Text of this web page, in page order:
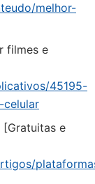
melhor-
filmes e
45195-
[Gratuitas e